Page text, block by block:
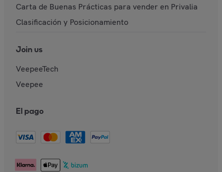
Carta de Buenas Prácticas para vender en Privalia
Clasificación y Posicionamiento
Join us
VeepeeTech
Veepee
El pago